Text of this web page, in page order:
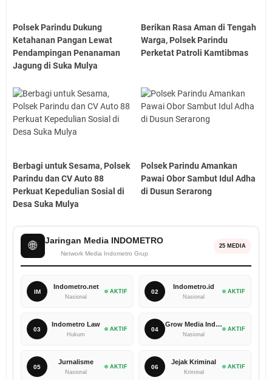
Polsek Parindu Dukung
Ketahanan Pangan Lewat
Pendampingan Penanaman
Jagung di Suka Mulya
Berikan Rasa Aman di Tengah
Warga, Polsek Parindu
Perketat Patroli Kamtibmas
Berbagi untuk Sesama, Polsek
Parindu dan CV Auto 88
Perkuat Kepedulian Sosial di
Desa Suka Mulya
Polsek Parindu Amankan
Pawai Obor Sambut Idul Adha
di Dusun Serarong
🌐 Jaringan Media INDOMETRO
Network Media Indometro Grup
25 MEDIA
IM
Indometro.net
Nasional
AKTIF 02
Indometro.id
Nasional
AKTIF
03
Indometro Law
Hukum
AKTIF 04
Grow Media Indonesia
Nasional
AKTIF
05
Jurnalisme
Nasional
AKTIF 06
Jejak Kriminal
Kriminal
AKTIF